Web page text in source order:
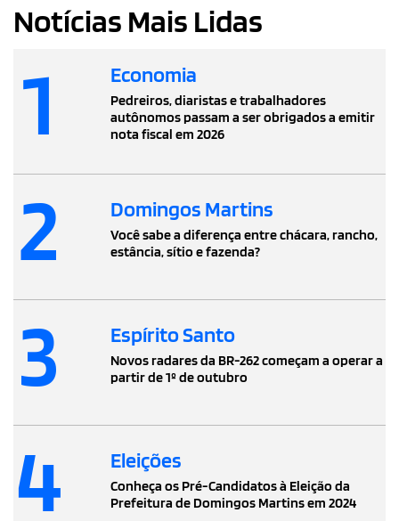
Notícias Mais Lidas
1 Economia
Pedreiros, diaristas e trabalhadores
autônomos passam a ser obrigados a emitir
nota fiscal em 2026
2 Domingos Martins
Você sabe a diferença entre chácara, rancho,
estância, sítio e fazenda?
3 Espírito Santo
Novos radares da BR-262 começam a operar a
partir de 1º de outubro
4 Eleições
Conheça os Pré-Candidatos à Eleição da
Prefeitura de Domingos Martins em 2024